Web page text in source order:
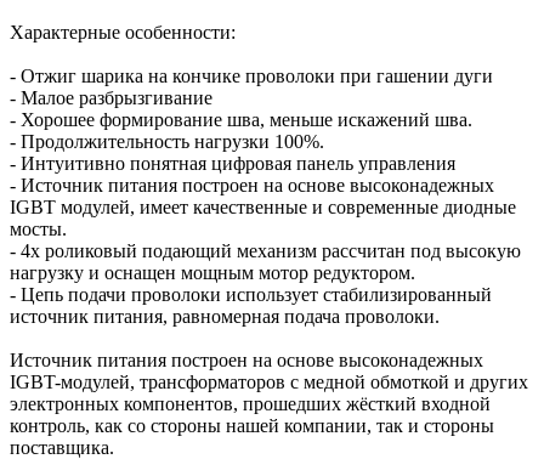
Характерные особенности:
- Отжиг шарика на кончике проволоки при гашении дуги
- Малое разбрызгивание
- Хорошее формирование шва, меньше искажений шва.
- Продолжительность нагрузки 100%.
- Интуитивно понятная цифровая панель управления
- Источник питания построен на основе высоконадежных
IGBT модулей, имеет качественные и современные диодные
мосты.
- 4х роликовый подающий механизм рассчитан под высокую
нагрузку и оснащен мощным мотор редуктором.
- Цепь подачи проволоки использует стабилизированный
источник питания, равномерная подача проволоки.
Источник питания построен на основе высоконадежных
IGBT-модулей, трансформаторов с медной обмоткой и других
электронных компонентов, прошедших жёсткий входной
контроль, как со стороны нашей компании, так и стороны
поставщика.